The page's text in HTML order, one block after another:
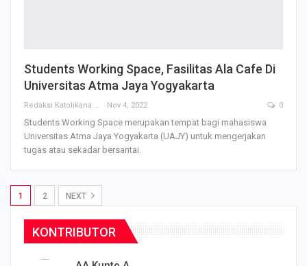
Students Working Space, Fasilitas Ala Cafe Di
Universitas Atma Jaya Yogyakarta
Redaksi Katolikana Nov 4, 2022 0
Students Working Space merupakan tempat bagi mahasiswa
Universitas Atma Jaya Yogyakarta (UAJY) untuk mengerjakan
tugas atau sekadar bersantai.
1 2 NEXT
KONTRIBUTOR